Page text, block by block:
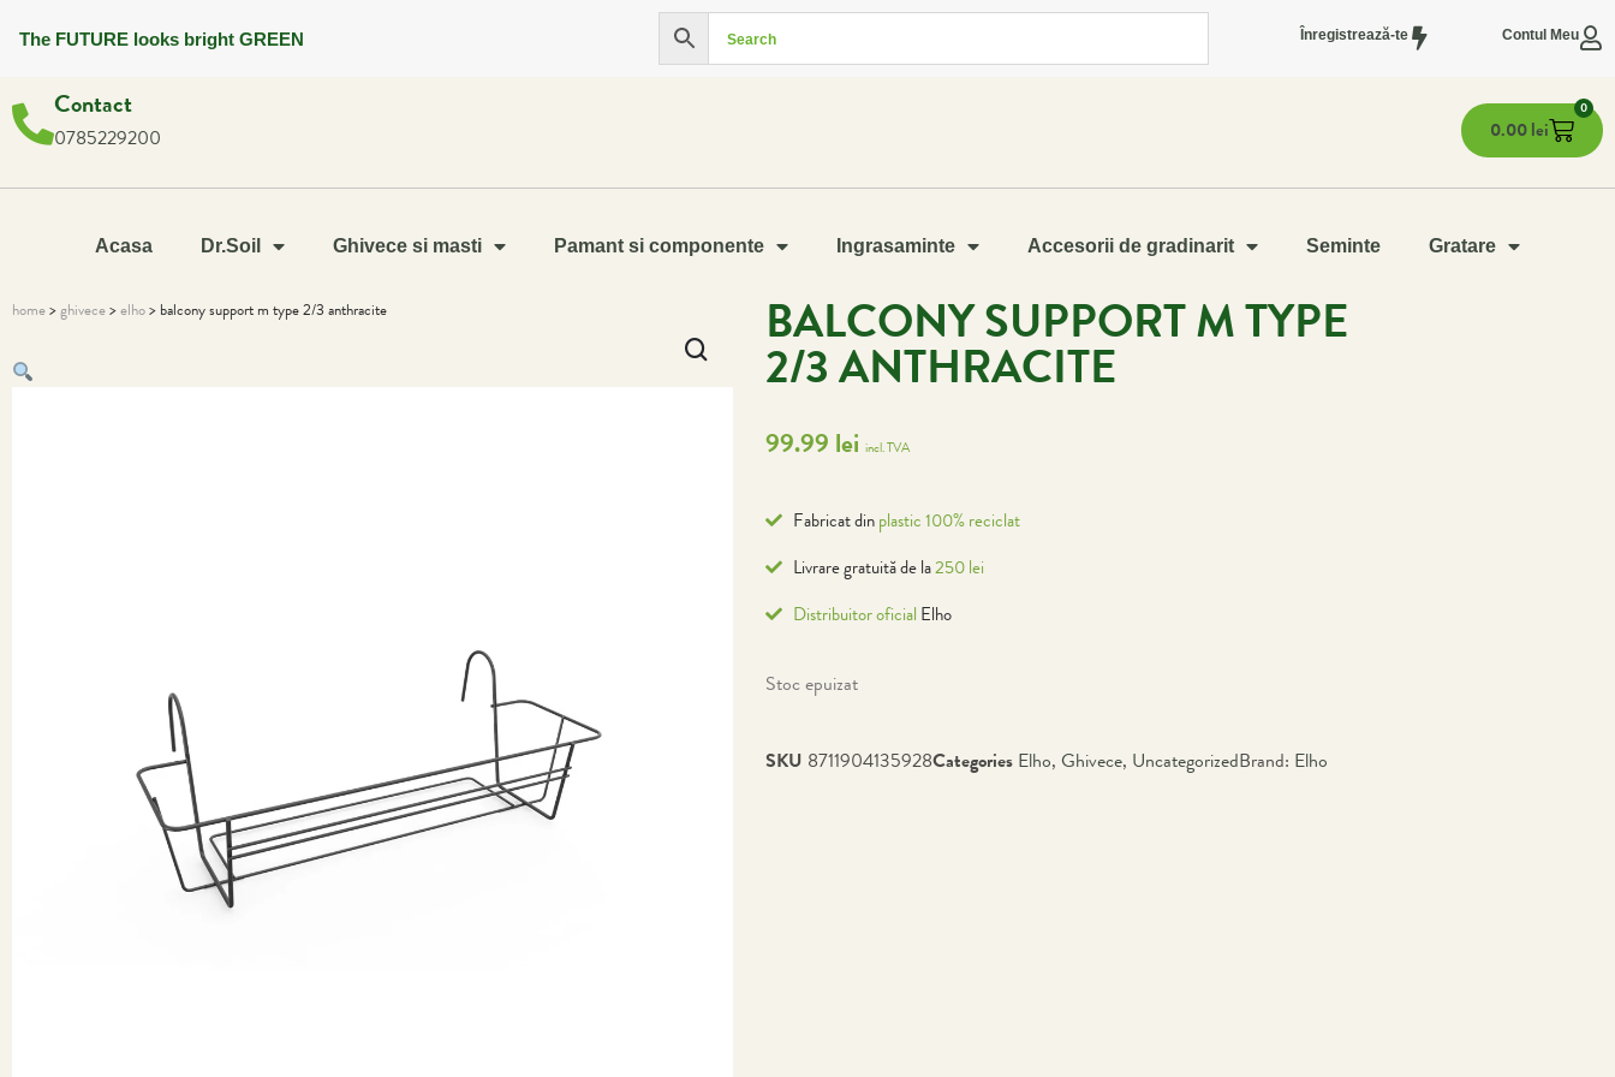
The FUTURE looks bright GREEN Înregistrează-te Contul Meu
Contact
0785229200 0.00lei
0
Acasa Dr.Soil Ghivece si masti Pamant si componente Ingrasaminte Accesorii de gradinarit Seminte Gratare
home>ghivece>elho> balcony support m type 2/3 anthracite BALCONY SUPPORT M TYPE
2/3 ANTHRACITE
99.99 lei incl. TVA
Fabricat dinplastic 100% reciclat
Livrare gratuită de la250 lei
Distribuitor oficial Elho
Stoc epuizat
SKU 8711904135928Categories Elho, Ghivece, UncategorizedBrand: Elho